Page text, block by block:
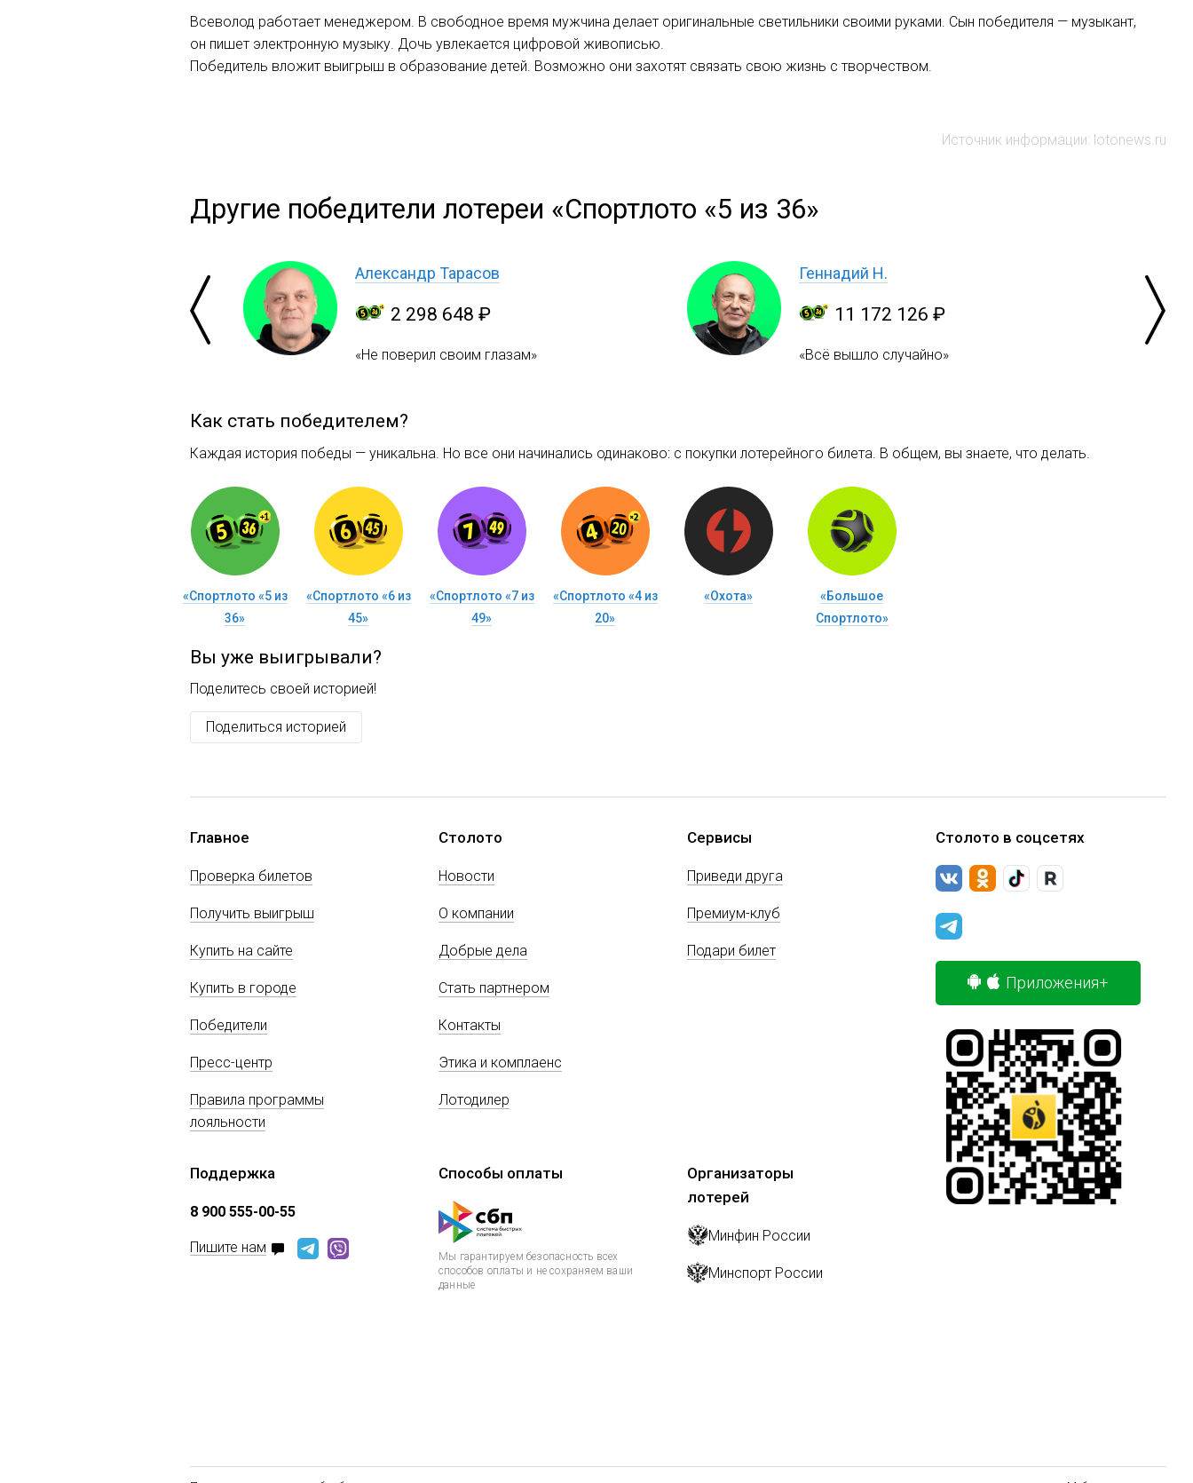
Всеволод работает менеджером. В свободное время мужчина делает оригинальные светильники своими руками. Сын победителя — музыкант,
он пишет электронную музыку. Дочь увлекается цифровой живописью.
Победитель вложит выигрыш в образование детей. Возможно они захотят связать свою жизнь с творчеством.
Источник информации: lotonews.ru
Другие победители лотереи «Спортлото «5 из 36»
Александр Тарасов
2 298 648 ₽
«Не поверил своим глазам»
Геннадий Н.
11 172 126 ₽
«Всё вышло случайно»
Как стать победителем?
Каждая история победы — уникальна. Но все они начинались одинаково: c покупки лотерейного билета. В общем, вы знаете, что делать.
«Спортлото «5 из
36»
«Спортлото «6 из
45»
«Спортлото «7 из
49»
«Спортлото «4 из
20»
«Охота»
«Большое
Спортлото»
Вы уже выигрывали?
Поделитесь своей историей!
Поделиться историей
Главное
Проверка билетов
Получить выигрыш
Купить на сайте
Купить в городе
Победители
Пресс-центр
Правила программы
лояльности
Столото
Новости
О компании
Добрые дела
Стать партнером
Контакты
Этика и комплаенс
Лотодилер
Сервисы
Приведи друга
Премиум-клуб
Подари билет
Поддержка
8 900 555-00-55
Пишите нам
Способы оплаты
Мы гарантируем безопасность всех
способов оплаты и не сохраняем ваши
данные
Организаторы
лотерей
Минфин России
Минспорт России
Столото в соцсетях
Приложения+